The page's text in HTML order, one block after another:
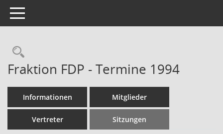
Toggle navigation
Rechercheauswahl
Fraktion FDP - Termine 1994
Informationen Mitglieder
Vertreter Sitzungen